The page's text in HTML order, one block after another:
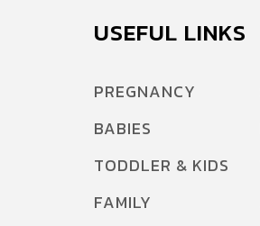
USEFUL LINKS
PREGNANCY
BABIES
TODDLER & KIDS
FAMILY